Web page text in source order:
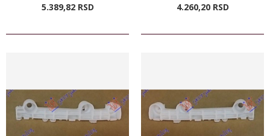
5.389,82 RSD 4.260,20 RSD